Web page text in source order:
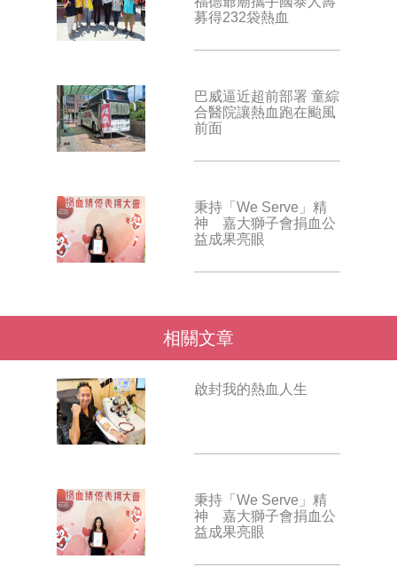
募得232袋熱血
巴威逼近超前部署 童綜
合醫院讓熱血跑在颱風
前面
秉持「We Serve」精
神 嘉大獅子會捐血公
益成果亮眼
相關文章
啟封我的熱血人生
秉持「We Serve」精
神 嘉大獅子會捐血公
益成果亮眼